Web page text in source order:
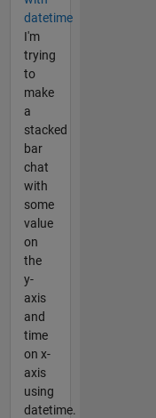
datetime
I'm
trying
to
make
a
stacked
bar
chat
with
some
value
on
the
y-
axis
and
time
on x-
axis
using
datetime.